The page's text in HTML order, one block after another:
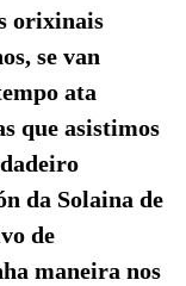
orixinais
se van
ata
que asistimos
da Solaina de
de
maneira nos